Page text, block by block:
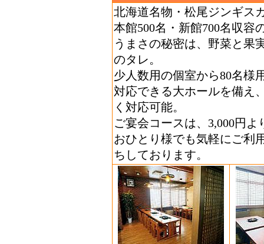
北海道名物・松尾ジンギス
本館500名・新館700名収容
うまさの秘密は、野菜と果
のタレ。
少人数用の個室から80名様
対応できる大ホールを備え
く対応可能。
ご宴会コースは、3,000円
おひとり様でも気軽にご利
ちしております。